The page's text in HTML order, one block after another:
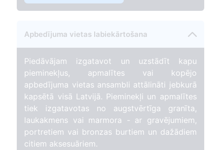
Apbedījuma vietas labiekārtošana
Piedāvājam izgatavot un uzstādīt kapu
pieminekļus, apmalītes vai kopējo
apbedījuma vietas ansambli attālināti jebkurā
kapsētā visā Latvijā. Pieminekļi un apmalītes
tiek izgatavotas no augstvērtīga granīta,
laukakmens vai marmora - ar gravējumiem,
portretiem vai bronzas burtiem un dažādiem
citiem aksesuāriem.